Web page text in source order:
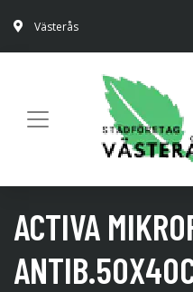
Västerås
ACTIVA